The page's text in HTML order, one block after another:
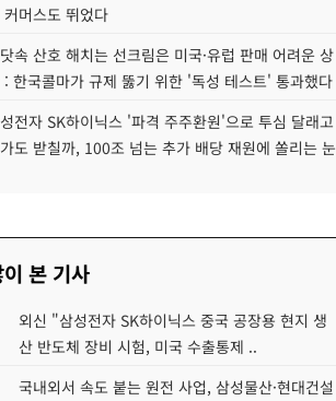
커머스도 뛰었다
속 산호 해치는 선크림은 미국·유럽 판매 어려운 상
: 한국콜마가 규제 뚫기 위한 '독성 테스트' 통과했다
전자 SK하이닉스 '파격 주주환원'으로 투심 달래고
도 받칠까, 100조 넘는 추가 배당 재원에 쏠리는 눈
이 본 기사
외신 "삼성전자 SK하이닉스 중국 공장용 현지 생
산 반도체 장비 시험, 미국 수출통제 ..
국내외서 속도 붙는 원전 사업, 삼성물산·현대건설